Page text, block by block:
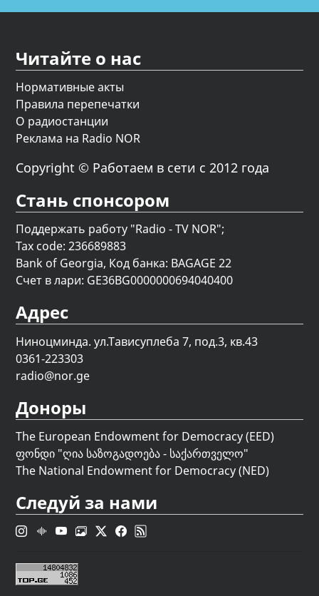
Читайте о нас
Нормативные акты
Правила перепечатки
О радиостанции
Реклама на Radio NOR
Copyright © Работаем в сети с 2012 года
Стань спонсором
Поддержать работу "Radio - TV NOR";
Tax code: 236689883
Bank of Georgia, Код банка: BAGAGE 22
Счет в лари: GE36BG0000000694040400
Адрес
Ниноцминда. ул.Тависуплеба 7, под.3, кв.43
0361-223303
radio@nor.ge
Доноры
The European Endowment for Democracy (EED)
ფონდი "ღია საზოგადოება - საქართველო"
The National Endowment for Democracy (NED)
Следуй за нами